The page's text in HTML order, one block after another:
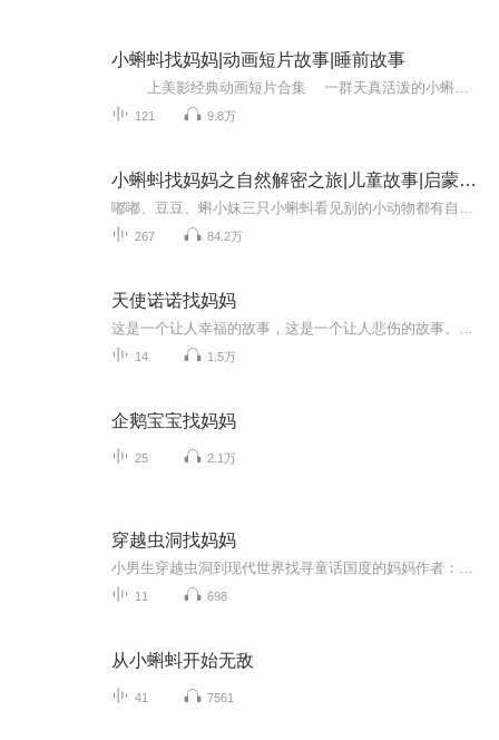
小蝌蚪找妈妈|动画短片故事|睡前故事
121 9.8万
小蝌蚪找妈妈之自然解密之旅|儿童故事|启蒙故事
267 84.2万
天使诺诺找妈妈
14 1.5万
企鹅宝宝找妈妈
25 2.1万
穿越虫洞找妈妈
11 698
从小蝌蚪开始无敌
41 7561